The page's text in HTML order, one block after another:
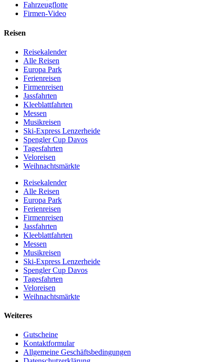
Fahrzeugflotte
Firmen-Video
Reisen
Reisekalender
Alle Reisen
Europa Park
Ferienreisen
Firmenreisen
Jassfahrten
Kleeblattfahrten
Messen
Musikreisen
Ski-Express Lenzerheide
Spengler Cup Davos
Tagesfahrten
Veloreisen
Weihnachtsmärkte
Reisekalender
Alle Reisen
Europa Park
Ferienreisen
Firmenreisen
Jassfahrten
Kleeblattfahrten
Messen
Musikreisen
Ski-Express Lenzerheide
Spengler Cup Davos
Tagesfahrten
Veloreisen
Weihnachtsmärkte
Weiteres
Gutscheine
Kontaktformular
Allgemeine Geschäftsbedingungen